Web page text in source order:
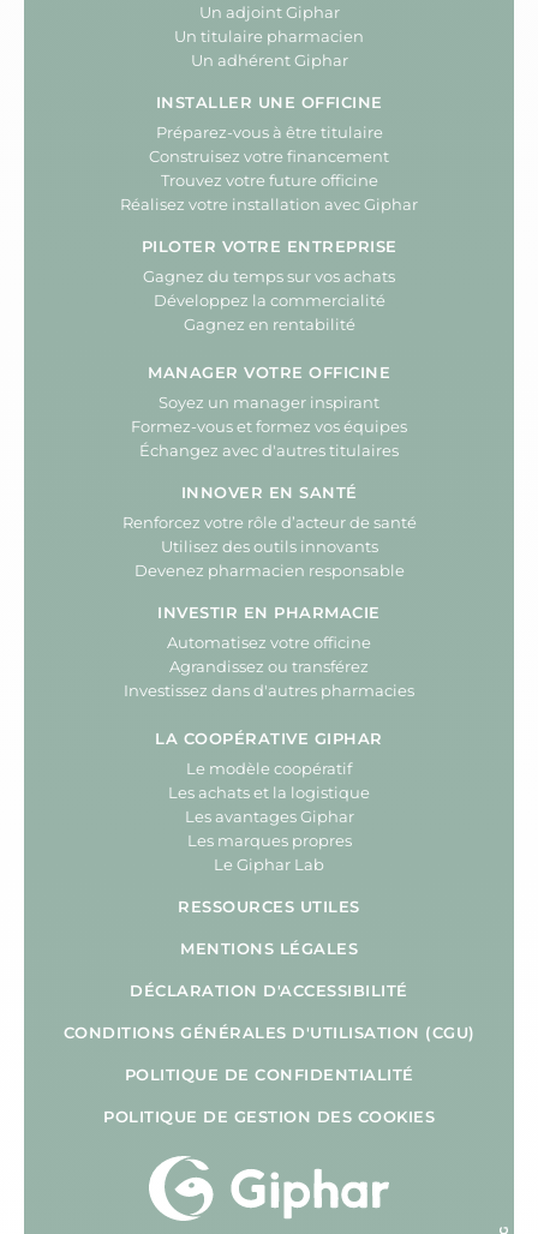
Un adjoint Giphar
Un titulaire pharmacien
Un adhérent Giphar
INSTALLER UNE OFFICINE
Préparez-vous à être titulaire
Construisez votre financement
Trouvez votre future officine
Réalisez votre installation avec Giphar
PILOTER VOTRE ENTREPRISE
Gagnez du temps sur vos achats
Développez la commercialité
Gagnez en rentabilité
MANAGER VOTRE OFFICINE
Soyez un manager inspirant
Formez-vous et formez vos équipes
Échangez avec d'autres titulaires
INNOVER EN SANTÉ
Renforcez votre rôle d’acteur de santé
Utilisez des outils innovants
Devenez pharmacien responsable
INVESTIR EN PHARMACIE
Automatisez votre officine
Agrandissez ou transférez
Investissez dans d'autres pharmacies
LA COOPÉRATIVE GIPHAR
Le modèle coopératif
Les achats et la logistique
Les avantages Giphar
Les marques propres
Le Giphar Lab
RESSOURCES UTILES
MENTIONS LÉGALES
DÉCLARATION D'ACCESSIBILITÉ
CONDITIONS GÉNÉRALES D'UTILISATION (CGU)
POLITIQUE DE CONFIDENTIALITÉ
POLITIQUE DE GESTION DES COOKIES